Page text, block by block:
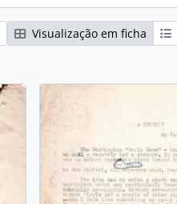
Visualização em ficha